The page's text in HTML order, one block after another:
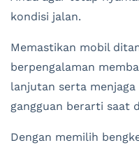
kondisi jalan.
Memastikan mobil
berpengalaman
lanjutan serta
gangguan berarti saat
Dengan memilih